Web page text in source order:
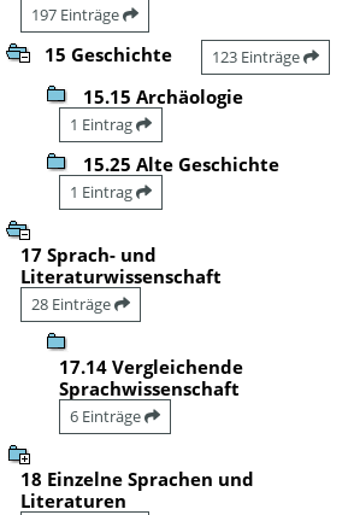
197 Einträge
15 Geschichte 123 Einträge
15.15 Archäologie
1 Eintrag
15.25 Alte Geschichte
1 Eintrag
17 Sprach- und
Literaturwissenschaft
28 Einträge
17.14 Vergleichende
Sprachwissenschaft
6 Einträge
18 Einzelne Sprachen und
Literaturen